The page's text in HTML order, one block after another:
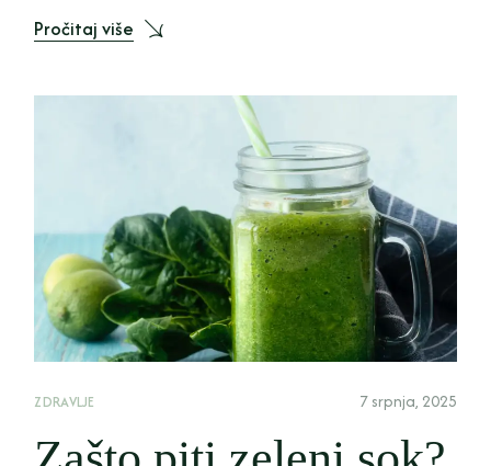
Pročitaj više
ZDRAVLJE 7 srpnja, 2025